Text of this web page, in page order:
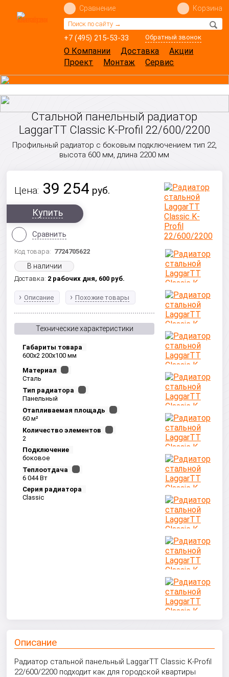
+7 (495) 215-53-33 Обратный звонок
Сравнение Корзина
О Компании Доставка
Акции
Проект
Монтаж Сервис
Стальной панельный радиатор
LaggarTT Classic K-Profil 22/600/2200
Профильный радиатор с боковым подключением тип 22,
высота 600 мм, длина 2200 мм
Цена: 39 254 руб.
Купить
Сравнить
Код товара: 7724705622
В наличии
Доставка: 2 рабочих дня, 600 руб.
Описание Похожие товары
Технические характеристики
Габариты товара
600x2 200x100 мм
Материал
Сталь
Тип радиатора
Панельный
Отапливаемая площадь
60 м²
Количество элементов
2
Подключение
боковое
Теплоотдача
6 044 Вт
Серия радиатора
Classic
Описание
Радиатор стальной панельный LaggarTT Classic K-Profil
22/600/2200 подходит как для городской квартиры